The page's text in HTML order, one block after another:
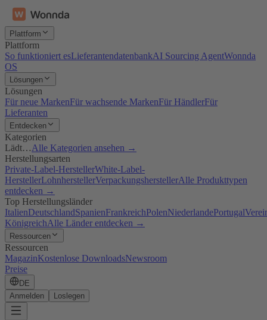
Plattform
Plattform
So funktioniert esLieferantendatenbankAI Sourcing AgentWonnda
OS
Lösungen
Lösungen
Für neue MarkenFür wachsende MarkenFür HändlerFür
Lieferanten
Entdecken
Kategorien
Lädt…Alle Kategorien ansehen →
Herstellungsarten
Private-Label-HerstellerWhite-Label-
HerstellerLohnherstellerVerpackungsherstellerAlle Produkttypen
entdecken →
Top Herstellungsländer
ItalienDeutschlandSpanienFrankreichPolenNiederlandePortugal
KönigreichAlle Länder entdecken →
Ressourcen
Ressourcen
MagazinKostenlose DownloadsNewsroom
Preise
DE
Anmelden
Loslegen